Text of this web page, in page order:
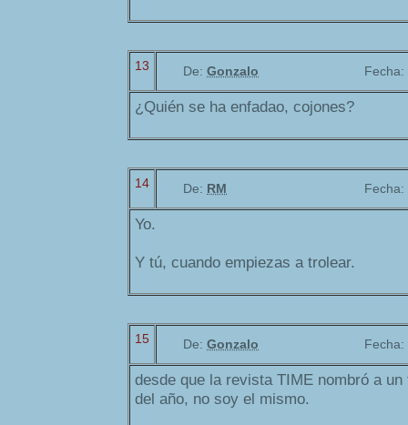
13 De: Gonzalo Fecha:
¿Quién se ha enfadao, cojones?
14 De: RM Fecha:
Yo.
Y tú, cuando empiezas a trolear.
15 De: Gonzalo Fecha:
desde que la revista TIME nombró a
del año, no soy el mismo.